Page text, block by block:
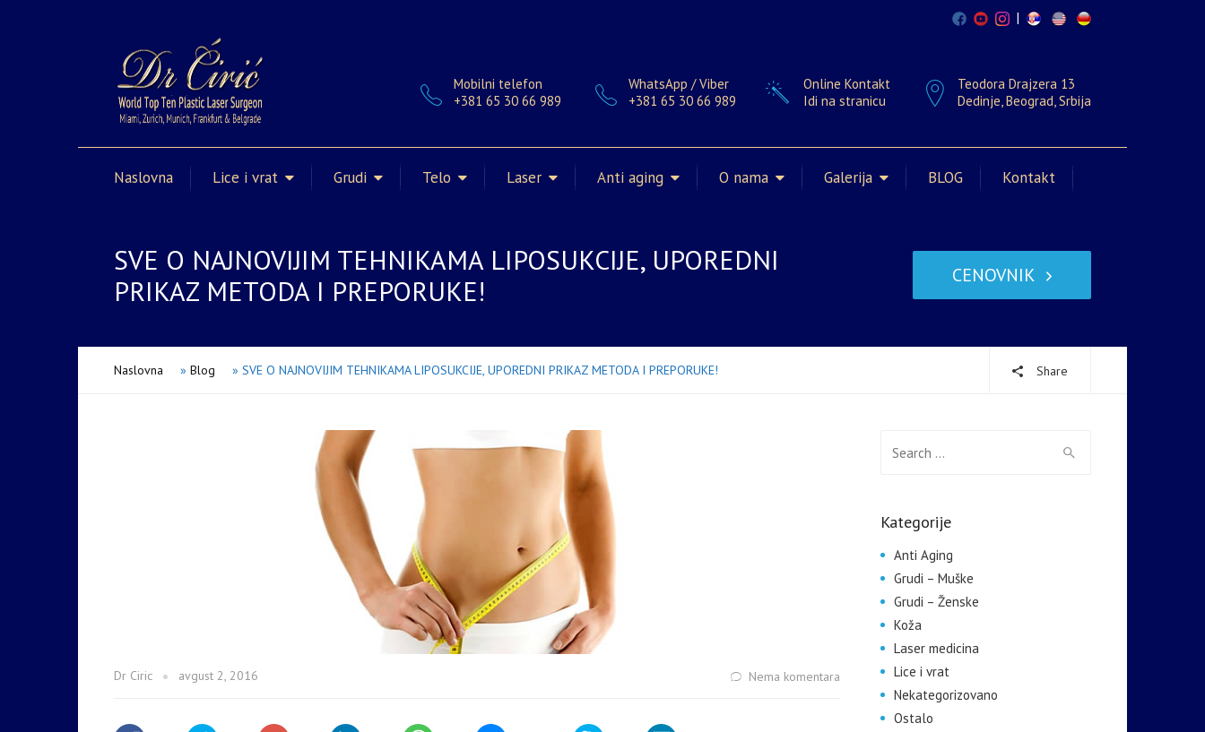
|
Teodora Drajzera 13
Dedinje, Beograd, Srbija
Online Kontakt
Idi na stranicu
WhatsApp / Viber
+381 65 30 66 989
Mobilni telefon
+381 65 30 66 989
Naslovna Lice i vrat Grudi Telo Laser Anti aging O nama Galerija BLOG Kontakt
SVE O NAJNOVIJIM TEHNIKAMA LIPOSUKCIJE, UPOREDNI
PRIKAZ METODA I PREPORUKE!
CENOVNIK
Naslovna » Blog » SVE O NAJNOVIJIM TEHNIKAMA LIPOSUKCIJE, UPOREDNI PRIKAZ METODA I PREPORUKE! Share
Dr Ciric avgust 2, 2016 Nema komentara
Kategorije
Anti Aging
Grudi – Muške
Grudi – Ženske
Koža
Laser medicina
Lice i vrat
Nekategorizovano
Ostalo